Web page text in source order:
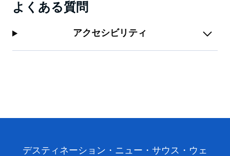
よくある質問
アクセシビリティ
デスティネーション・ニュー・サウス・ウェ